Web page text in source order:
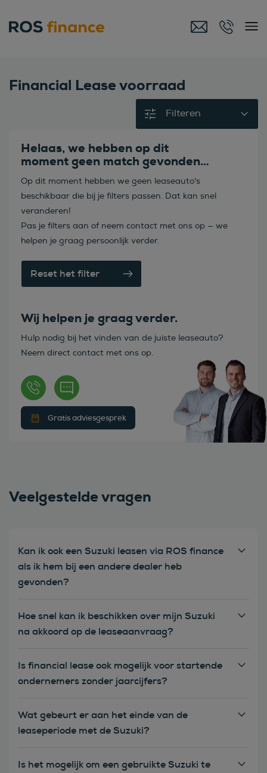
Financial Lease voorraad
Filteren
Helaas, we hebben op dit
moment geen match gevonden…
Op dit moment hebben we geen leaseauto's
beschikbaar die bij je filters passen. Dat kan snel
veranderen!
Pas je filters aan of neem contact met ons op — we
helpen je graag persoonlijk verder.
Reset het filter
Wij helpen je graag verder.
Hulp nodig bij het vinden van de juiste leaseauto?
Neem direct contact met ons op.
Gratis adviesgesprek
Veelgestelde vragen
Kan ik ook een Suzuki leasen via ROS finance
als ik hem bij een andere dealer heb
gevonden?
Hoe snel kan ik beschikken over mijn Suzuki
na akkoord op de leaseaanvraag?
Is financial lease ook mogelijk voor startende
ondernemers zonder jaarcijfers?
Wat gebeurt er aan het einde van de
leaseperiode met de Suzuki?
Is het mogelijk om een gebruikte Suzuki te